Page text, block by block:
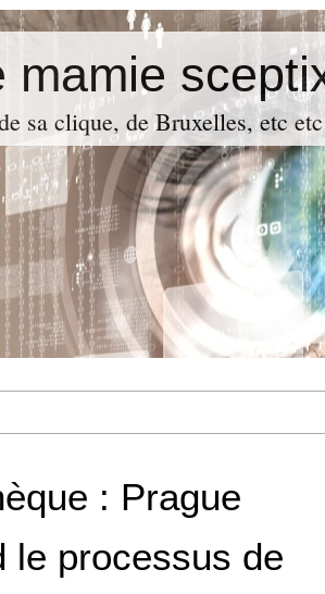
mamie
sa clique, de Bruxelles, etc
: Prague
le processus de